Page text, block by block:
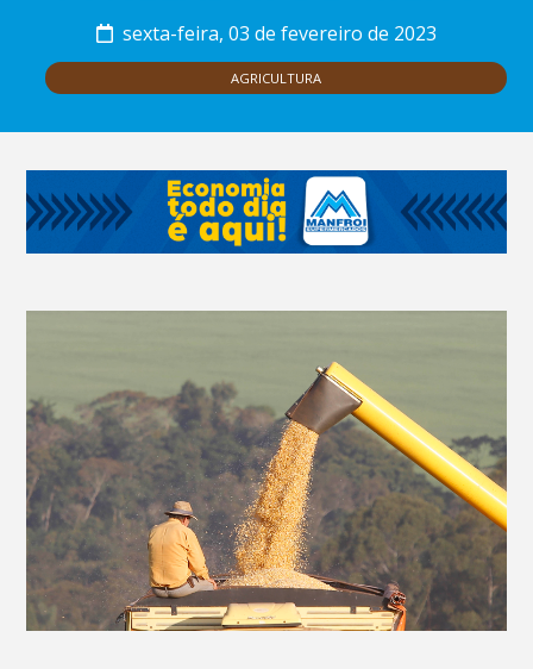
sexta-feira, 03 de fevereiro de 2023
AGRICULTURA